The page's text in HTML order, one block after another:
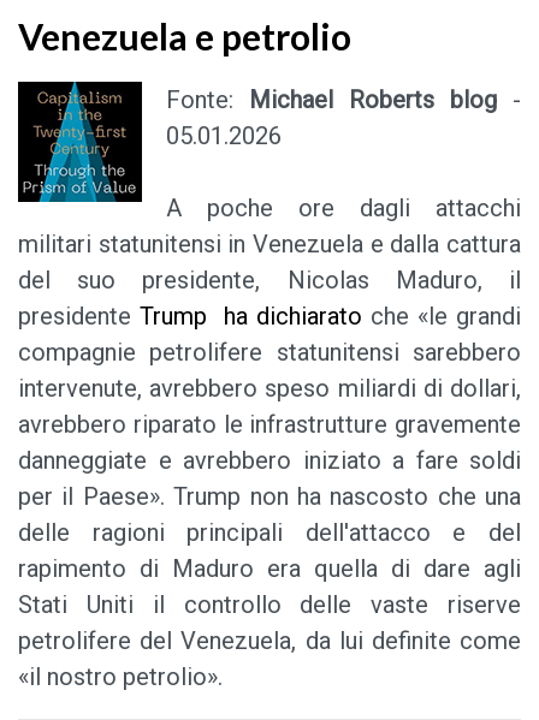
Venezuela e petrolio
Fonte: Michael Roberts blog -
05.01.2026
A poche ore dagli attacchi
militari statunitensi in Venezuela e dalla cattura
del suo presidente, Nicolas Maduro, il
presidente Trump ha dichiarato che «le grandi
compagnie petrolifere statunitensi sarebbero
intervenute, avrebbero speso miliardi di dollari,
avrebbero riparato le infrastrutture gravemente
danneggiate e avrebbero iniziato a fare soldi
per il Paese». Trump non ha nascosto che una
delle ragioni principali dell'attacco e del
rapimento di Maduro era quella di dare agli
Stati Uniti il controllo delle vaste riserve
petrolifere del Venezuela, da lui definite come
«il nostro petrolio».